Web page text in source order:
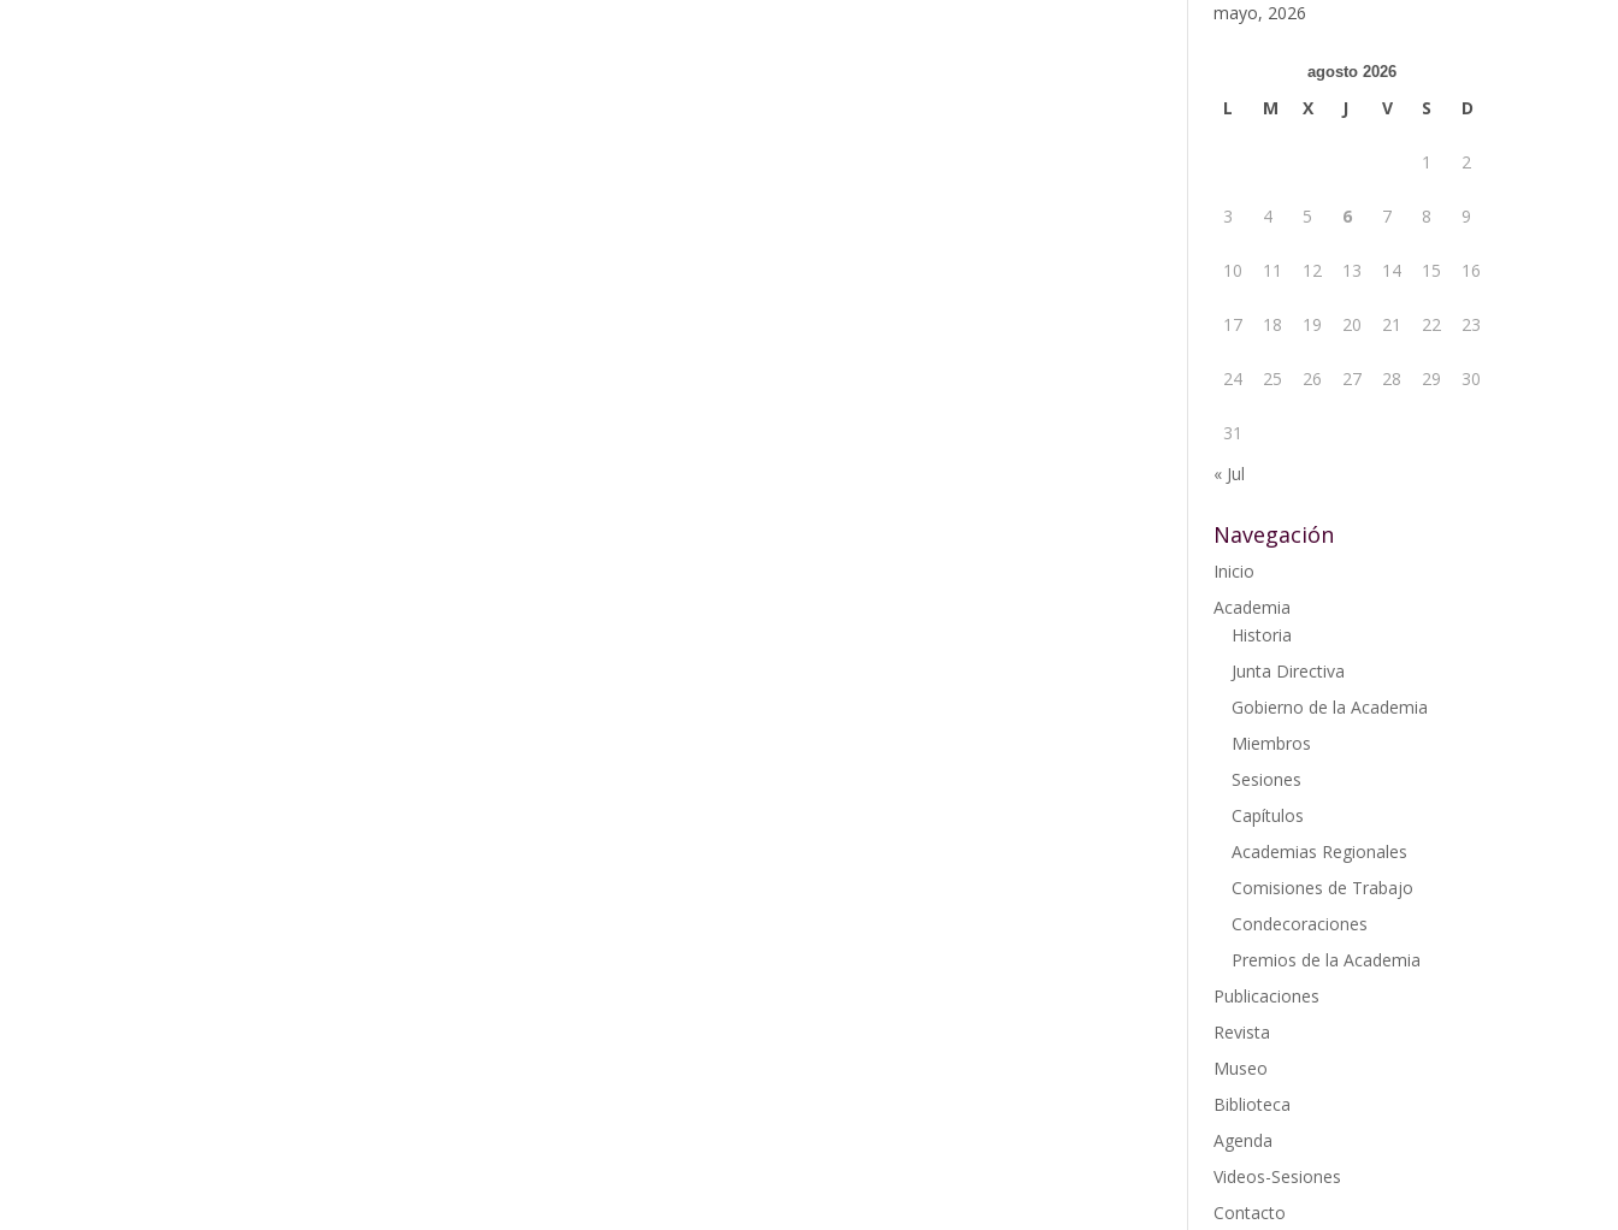
mayo, 2026
agosto 2026
L M X J V S D
1 2
3 4 5 6 7 8 9
10 11 12 13 14 15 16
17 18 19 20 21 22 23
24 25 26 27 28 29 30
31
« Jul
Navegación
Inicio
Academia
Historia
Junta Directiva
Gobierno de la Academia
Miembros
Sesiones
Capítulos
Academias Regionales
Comisiones de Trabajo
Condecoraciones
Premios de la Academia
Publicaciones
Revista
Museo
Biblioteca
Agenda
Videos-Sesiones
Contacto